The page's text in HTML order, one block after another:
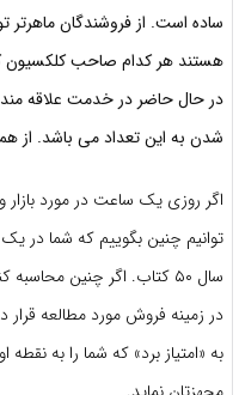
ساده است. از فروشندگان ماهرتر
شدن به این تعداد می باشد. از
اگر روزی یک ساعت در مورد بازار
توانیم چنین بگوییم که شما در
سال ۵۰ کتاب. اگر چنین
به «امتیاز برد» که شما را به